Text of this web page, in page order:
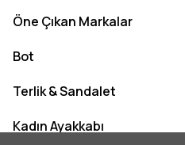
Öne Çıkan Markalar
Bot
Terlik & Sandalet
Kadın Ayakkabı